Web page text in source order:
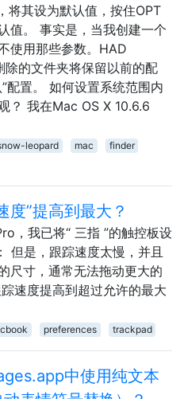
将其设为默认值，按住OPT
值。 事实是，当我创建一个
使用那些参数。HAD
除的文件夹将保留以前的配
配置。 如何设置系统范围内
？ 我在Mac OS X 10.6.6
leopard mac
finder
度”提高到最大？
，我已将“ 三指 ”的触控板设
但是，跟踪速度太慢，并且
尺寸，通常无法拖动更大的
速度提高到超过允许的最大
preferences trackpad
中使用纯文本